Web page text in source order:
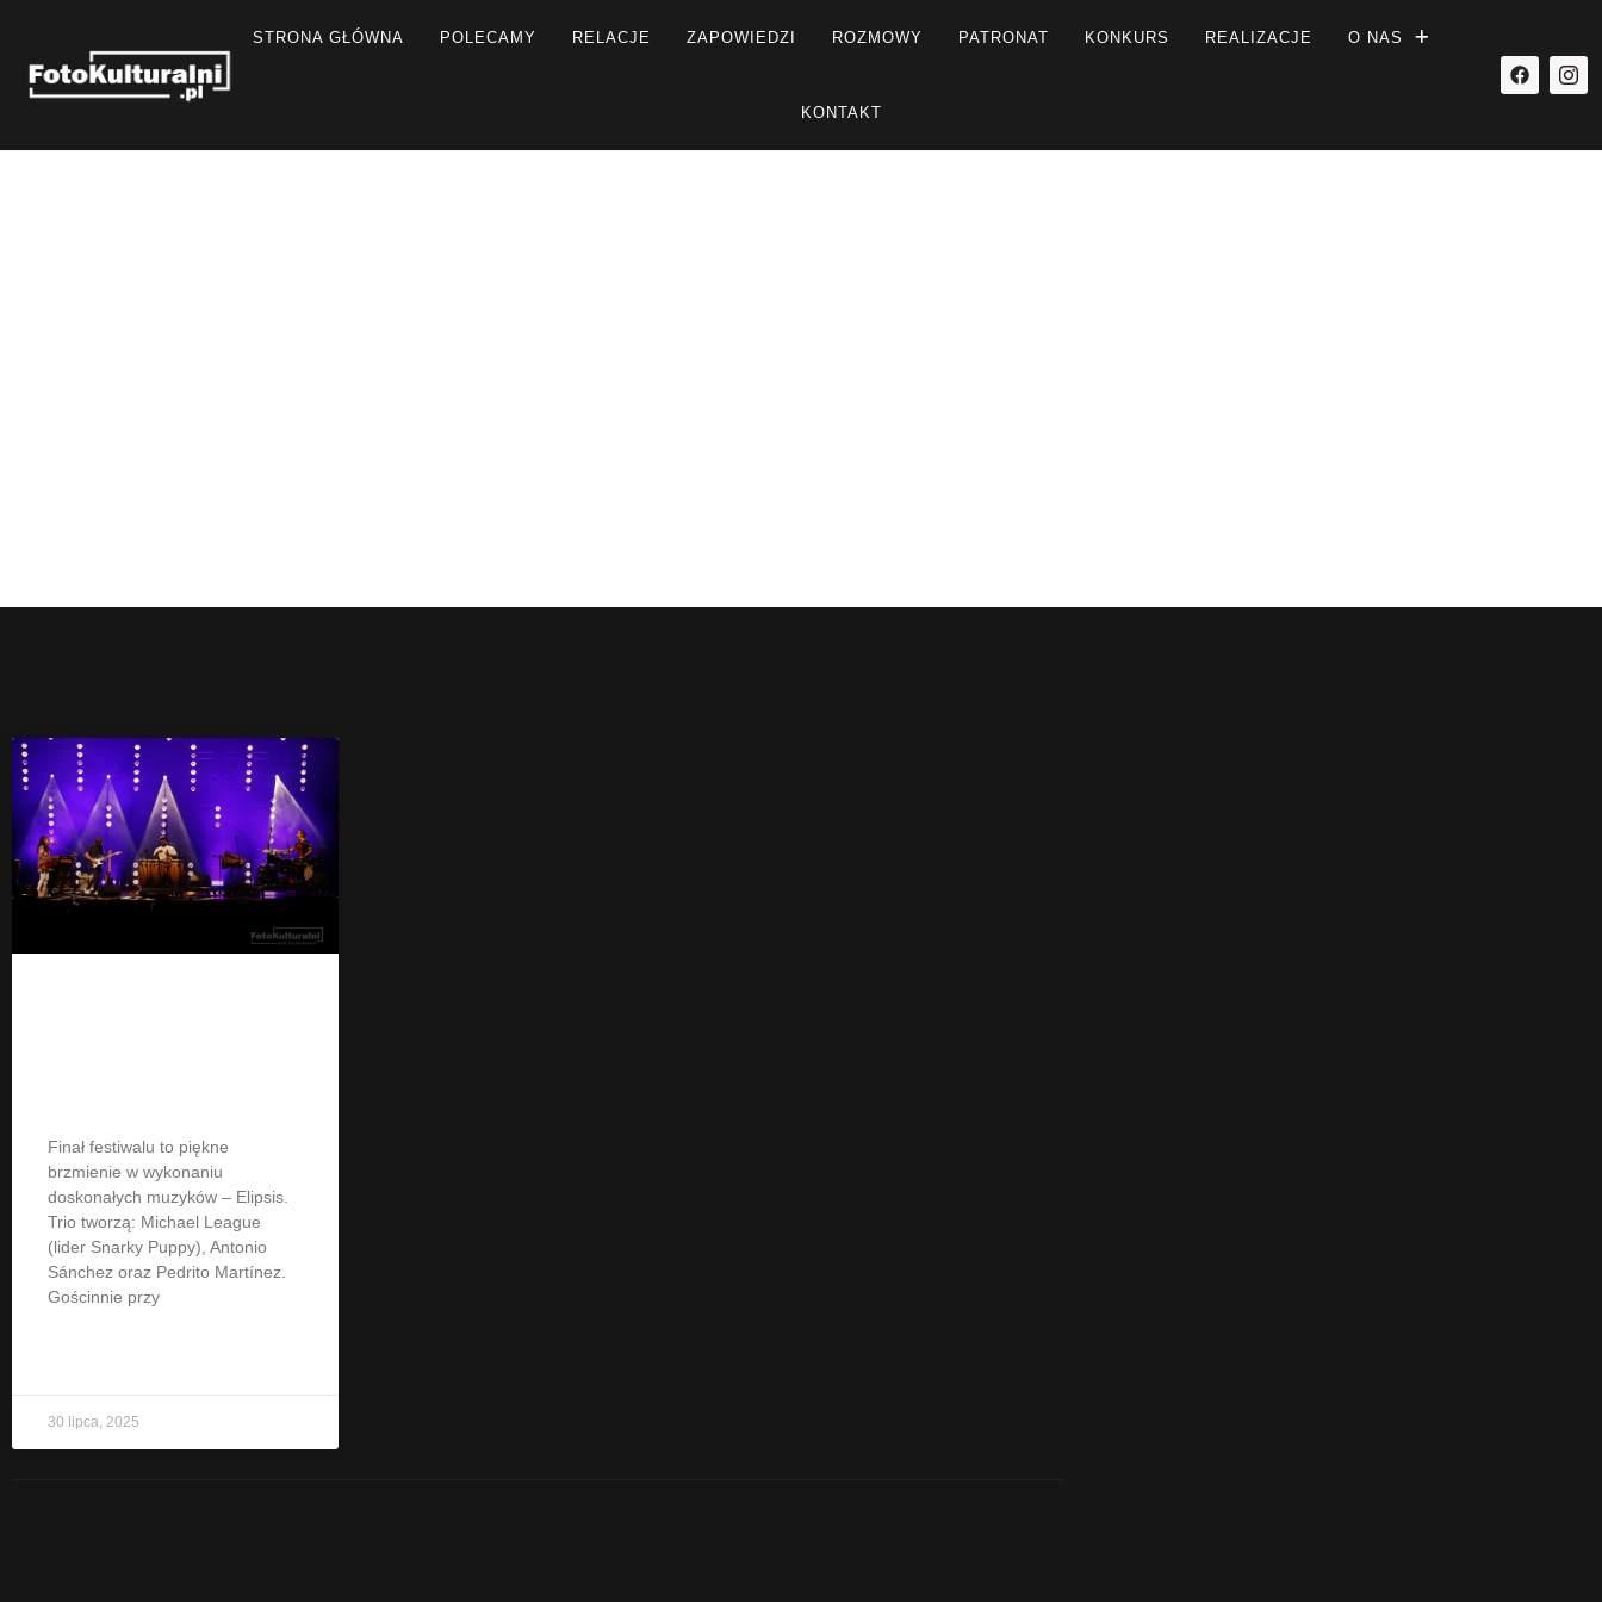
STRONA GŁÓWNA POLECAMY RELACJE ZAPOWIEDZI ROZMOWY PATRONAT KONKURS REALIZACJE O NAS
KONTAKT
Finał festiwalu to piękne
brzmienie w wykonaniu
doskonałych muzyków – Elipsis.
Trio tworzą: Michael League
(lider Snarky Puppy), Antonio
Sánchez oraz Pedrito Martínez.
Gościnnie przy
30 lipca, 2025